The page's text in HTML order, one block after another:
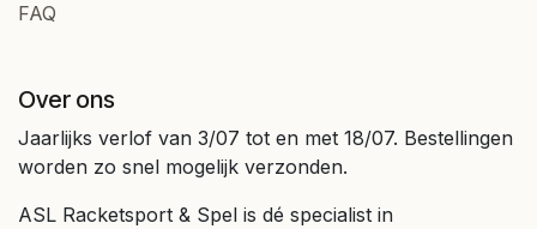
FAQ
Over ons
Jaarlijks verlof van 3/07 tot en met 18/07. Bestellingen
worden zo snel mogelijk verzonden.
ASL Racketsport & Spel is dé specialist in